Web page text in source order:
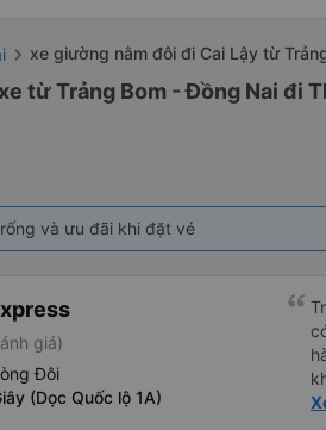
xe giường nằm đôi đi Cai Lậy từ
từ Trảng Bom - Đồng Nai đi
và ưu đãi khi đặt vé
giá)
Đôi
(Dọc Quốc lộ 1A)